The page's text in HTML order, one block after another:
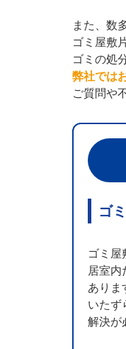
また、数
ゴミ屋敷
ゴミの処
弊社では
ご質問や
ゴ
ゴミ
居室
ありま
いたず
解決が